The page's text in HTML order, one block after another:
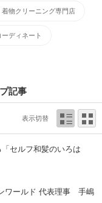
着物クリーニング専門店
ディネート
記事
表示切替
セルフ和髪のいろは
ワールド 代表理事 手嶋